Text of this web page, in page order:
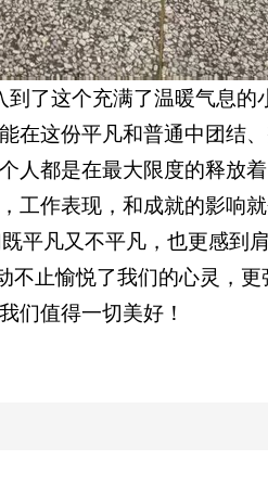
了这个充满了温暖气息
在这份平凡和普通中团
人都是在最大限度的释放
工作表现，和成就的影响就
平凡又不平凡，也更感到
不止愉悦了我们的心灵，
们值得一切美好！